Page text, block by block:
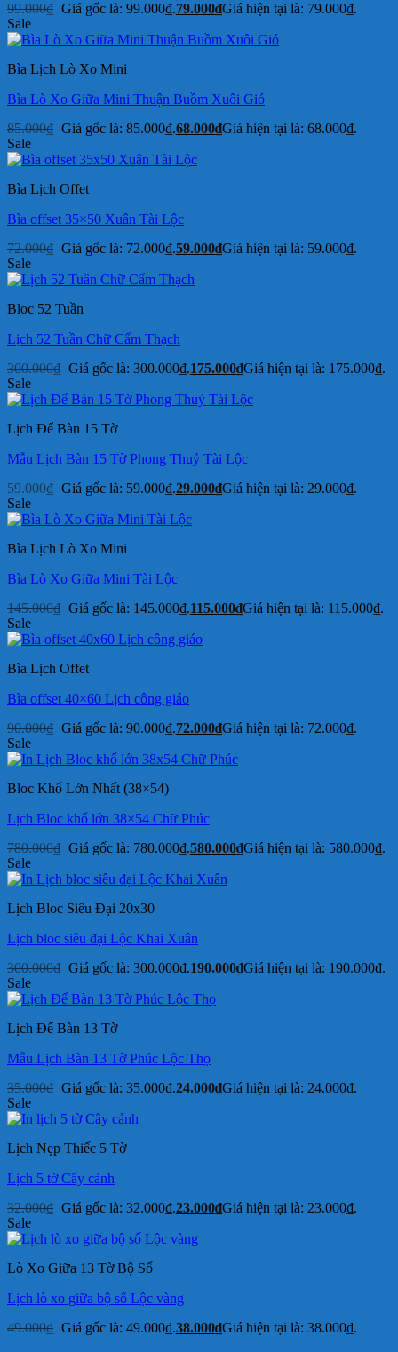
99.000₫ Giá gốc là: 99.000₫.79.000₫Giá hiện tại là: 79.000₫.
Sale
Bìa Lịch Lò Xo Mini
Bìa Lò Xo Giữa Mini Thuận Buồm Xuôi Gió
85.000₫ Giá gốc là: 85.000₫.68.000₫Giá hiện tại là: 68.000₫.
Sale
Bìa Lịch Offet
Bìa offset 35×50 Xuân Tài Lộc
72.000₫ Giá gốc là: 72.000₫.59.000₫Giá hiện tại là: 59.000₫.
Sale
Bloc 52 Tuần
Lịch 52 Tuần Chữ Cẩm Thạch
300.000₫ Giá gốc là: 300.000₫.175.000₫Giá hiện tại là: 175.000₫.
Sale
Lịch Để Bàn 15 Tờ
Mẫu Lịch Bàn 15 Tờ Phong Thuỷ Tài Lộc
59.000₫ Giá gốc là: 59.000₫.29.000₫Giá hiện tại là: 29.000₫.
Sale
Bìa Lịch Lò Xo Mini
Bìa Lò Xo Giữa Mini Tài Lộc
145.000₫ Giá gốc là: 145.000₫.115.000₫Giá hiện tại là: 115.000₫.
Sale
Bìa Lịch Offet
Bìa offset 40×60 Lịch công giáo
90.000₫ Giá gốc là: 90.000₫.72.000₫Giá hiện tại là: 72.000₫.
Sale
Bloc Khổ Lớn Nhất (38×54)
Lịch Bloc khổ lớn 38×54 Chữ Phúc
780.000₫ Giá gốc là: 780.000₫.580.000₫Giá hiện tại là: 580.000₫.
Sale
Lịch Bloc Siêu Đại 20x30
Lịch bloc siêu đại Lộc Khai Xuân
300.000₫ Giá gốc là: 300.000₫.190.000₫Giá hiện tại là: 190.000₫.
Sale
Lịch Để Bàn 13 Tờ
Mẫu Lịch Bàn 13 Tờ Phúc Lộc Thọ
35.000₫ Giá gốc là: 35.000₫.24.000₫Giá hiện tại là: 24.000₫.
Sale
Lịch Nẹp Thiếc 5 Tờ
Lịch 5 tờ Cây cảnh
32.000₫ Giá gốc là: 32.000₫.23.000₫Giá hiện tại là: 23.000₫.
Sale
Lò Xo Giữa 13 Tờ Bộ Số
Lịch lò xo giữa bộ số Lộc vàng
49.000₫ Giá gốc là: 49.000₫.38.000₫Giá hiện tại là: 38.000₫.